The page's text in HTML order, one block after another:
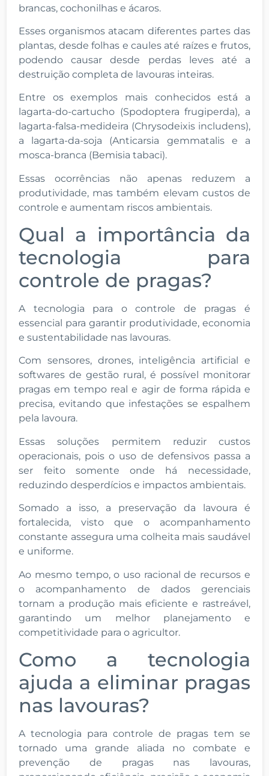
brancas, cochonilhas e ácaros.
Esses organismos atacam diferentes partes das
plantas, desde folhas e caules até raízes e frutos,
podendo causar desde perdas leves até a
destruição completa de lavouras inteiras.
Entre os exemplos mais conhecidos está a
lagarta-do-cartucho (Spodoptera frugiperda), a
lagarta-falsa-medideira (Chrysodeixis includens),
a lagarta-da-soja (Anticarsia gemmatalis e a
mosca-branca (Bemisia tabaci).
Essas ocorrências não apenas reduzem a
produtividade, mas também elevam custos de
controle e aumentam riscos ambientais.
Qual a importância da
tecnologia para
controle de pragas?
A tecnologia para o controle de pragas é
essencial para garantir produtividade, economia
e sustentabilidade nas lavouras.
Com sensores, drones, inteligência artificial e
softwares de gestão rural, é possível monitorar
pragas em tempo real e agir de forma rápida e
precisa, evitando que infestações se espalhem
pela lavoura.
Essas soluções permitem reduzir custos
operacionais, pois o uso de defensivos passa a
ser feito somente onde há necessidade,
reduzindo desperdícios e impactos ambientais.
Somado a isso, a preservação da lavoura é
fortalecida, visto que o acompanhamento
constante assegura uma colheita mais saudável
e uniforme.
Ao mesmo tempo, o uso racional de recursos e
o acompanhamento de dados gerenciais
tornam a produção mais eficiente e rastreável,
garantindo um melhor planejamento e
competitividade para o agricultor.
Como a tecnologia
ajuda a eliminar pragas
nas lavouras?
A tecnologia para controle de pragas tem se
tornado uma grande aliada no combate e
prevenção de pragas nas lavouras,